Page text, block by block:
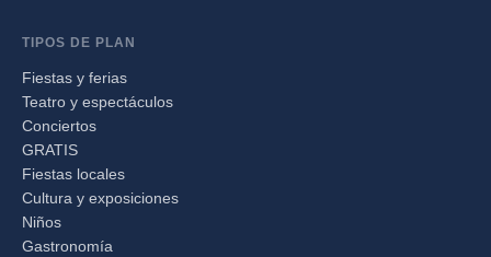
TIPOS DE PLAN
Fiestas y ferias
Teatro y espectáculos
Conciertos
GRATIS
Fiestas locales
Cultura y exposiciones
Niños
Gastronomía